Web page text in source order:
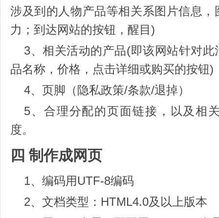
涉及到的人物产品等相关系图片信息
力；到达网站的按钮，醒目)
3、相关活动的产品(即该网站针对
品名称，价格，点击详细或购买的按钮)
4、页脚（隐私政策/条款/退掉）
5、合理分配的页面链接，以及相
度。
四 制作成网页
1、编码用UTF-8编码
2、文档类型：HTML4.0及以上版本